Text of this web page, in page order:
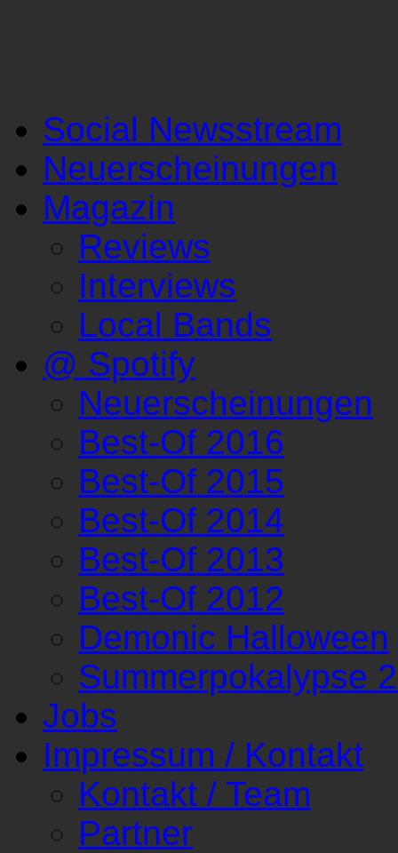
Social Newsstream
Neuerscheinungen
Magazin
Reviews
Interviews
Local Bands
@ Spotify
Neuerscheinungen
Best-Of 2016
Best-Of 2015
Best-Of 2014
Best-Of 2013
Best-Of 2012
Demonic Halloween
Summerpokalypse
Jobs
Impressum / Kontakt
Kontakt / Team
Partner